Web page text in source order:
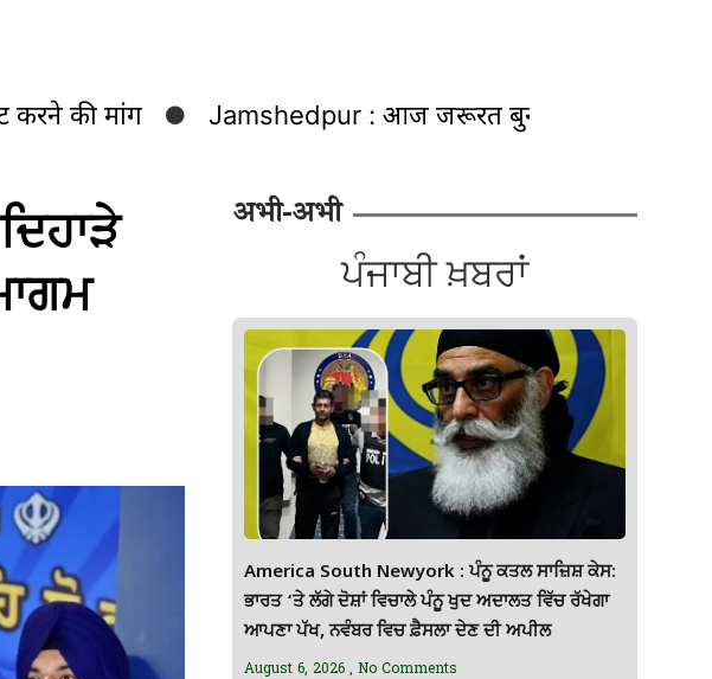
की मांग Jamshedpur : आज जरूरत बुनकरों की आय बढ़ाने
अभी-अभी
ਪੰਜਾਬੀ ਖ਼ਬਰਾਂ
America South Newyork : ਪੰਨੂ ਕਤਲ ਸਾਜ਼ਿਸ਼ ਕੇਸ:
ਭਾਰਤ ‘ਤੇ ਲੱਗੇ ਦੋਸ਼ਾਂ ਵਿਚਾਲੇ ਪੰਨੂ ਖੁਦ ਅਦਾਲਤ ਵਿੱਚ ਰੱਖੇਗਾ
ਆਪਣਾ ਪੱਖ, ਨਵੰਬਰ ਵਿਚ ਫ਼ੈਸਲਾ ਦੇਣ ਦੀ ਅਪੀਲ
August 6, 2026 No Comments